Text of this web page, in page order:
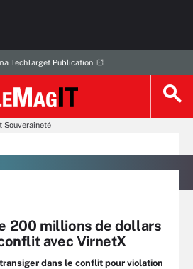
TechTarget Publication
Souveraineté
200 millions de dollars
avec VirnetX
dans le conflit pour violation